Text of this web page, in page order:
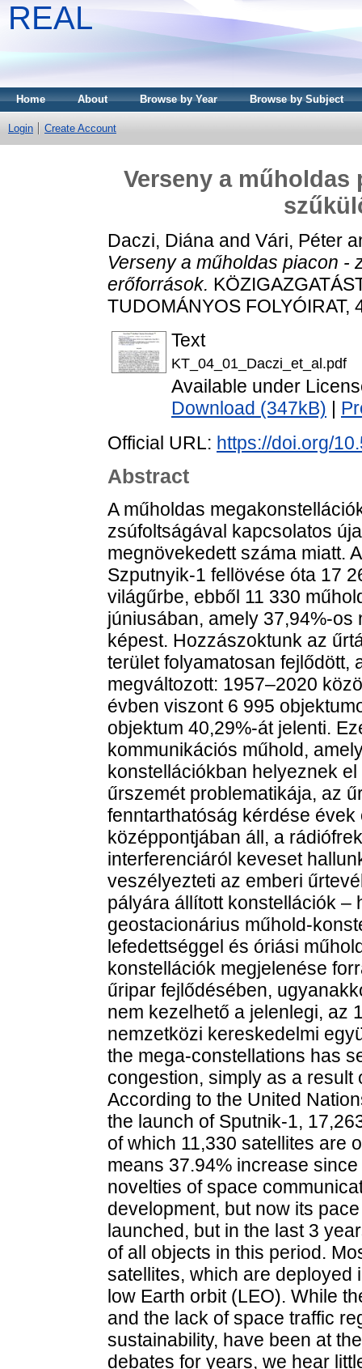
REAL
Home About Browse by Year Browse by Subject
Login Create Account
Verseny a
Daczi, Diána and Vári, Péter
Verseny a műholdas piacon -
erőforrások.
TUDOMÁNYOS
Text
KT_04_01_Daczi_et_al.pdf
Available under
Download (347kB)
Official URL: https://doi.org/
Abstract
A műholdas
zsúfoltságával kapcsolatos
megnövekedett száma miatt.
Szputnyik-1 fellövése óta 17
világűrbe, ebből 11 330
júniusában, amely 37,94%-
képest. Hozzászoktunk az
terület folyamatosan fejlődött,
megváltozott: 1957–2020
évben viszont 6 995
objektum 40,29%-át jelenti.
kommunikációs műhold,
konstellációkban helyeznek
űrszemét problematikája, az
fenntarthatóság kérdése
középpontjában áll, a
interferenciáról keveset
veszélyezteti az emberi
pályára állított konstellációk –
geostacionárius műhold-
lefedettséggel és óriási
konstellációk megjelenése
űripar fejlődésében,
nem kezelhető a jelenlegi, az
nemzetközi kereskedelmi
the mega-constellations has
congestion, simply as a
According to the United
the launch of Sputnik-1,
of which 11,330 satellites are
means 37.94% increase
novelties of space
development, but now its
launched, but in the last 3
of all objects in this period.
satellites, which are
low Earth orbit (LEO). While
and the lack of space traffic
sustainability, have been at
debates for years, we hear